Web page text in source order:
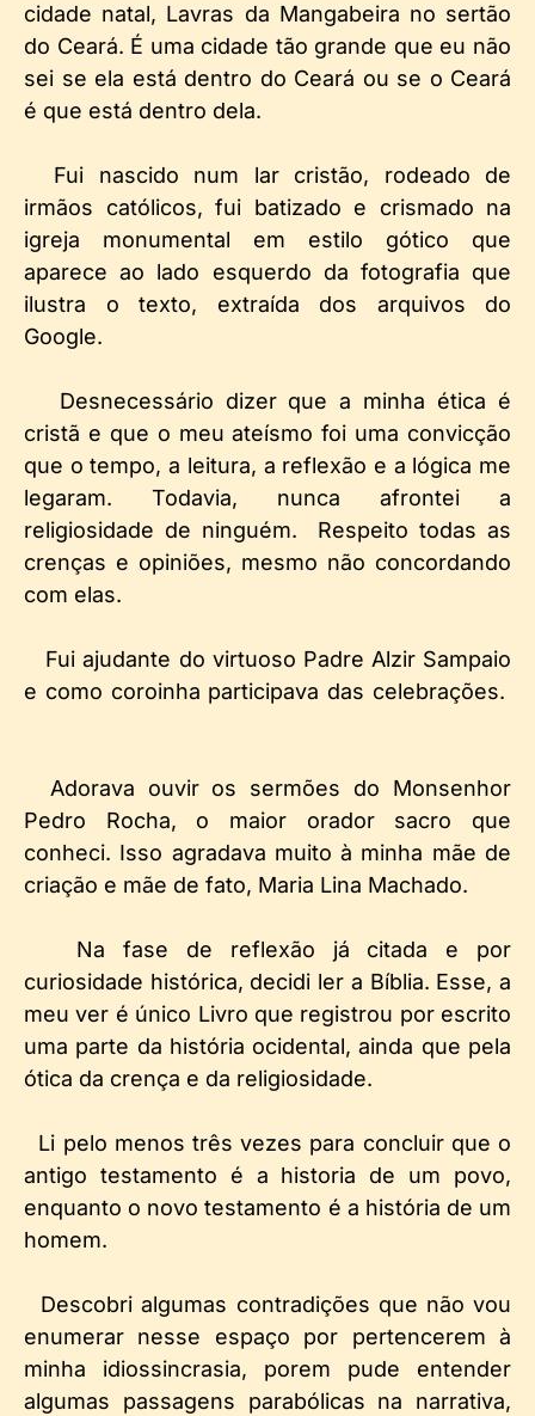
cidade natal, Lavras da Mangabeira no sertão
do Ceará. É uma cidade tão grande que eu não
sei se ela está dentro do Ceará ou se o Ceará
é que está dentro dela.
Fui nascido num lar cristão, rodeado de
irmãos católicos, fui batizado e crismado na
igreja monumental em estilo gótico que
aparece ao lado esquerdo da fotografia que
ilustra o texto, extraída dos arquivos do
Google.
Desnecessário dizer que a minha ética é
cristã e que o meu ateísmo foi uma convicção
que o tempo, a leitura, a reflexão e a lógica me
legaram. Todavia, nunca afrontei a
religiosidade de ninguém. Respeito todas as
crenças e opiniões, mesmo não concordando
com elas.
Fui ajudante do virtuoso Padre Alzir Sampaio
e como coroinha participava das celebrações.
Adorava ouvir os sermões do Monsenhor
Pedro Rocha, o maior orador sacro que
conheci. Isso agradava muito à minha mãe de
criação e mãe de fato, Maria Lina Machado.
Na fase de reflexão já citada e por
curiosidade histórica, decidi ler a Bíblia. Esse, a
meu ver é único Livro que registrou por escrito
uma parte da história ocidental, ainda que pela
ótica da crença e da religiosidade.
Li pelo menos três vezes para concluir que o
antigo testamento é a historia de um povo,
enquanto o novo testamento é a história de um
homem.
Descobri algumas contradições que não vou
enumerar nesse espaço por pertencerem à
minha idiossincrasia, porem pude entender
algumas passagens parabólicas na narrativa,